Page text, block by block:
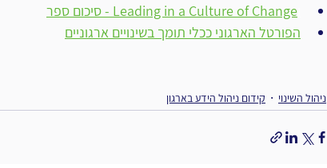
Leading in a Culture of Change - סיכום ספר
הפורטל הארגוני ככלי תומך בשינויים ארגוניים
ניהול השינוי קידום ניהול הידע בארגון